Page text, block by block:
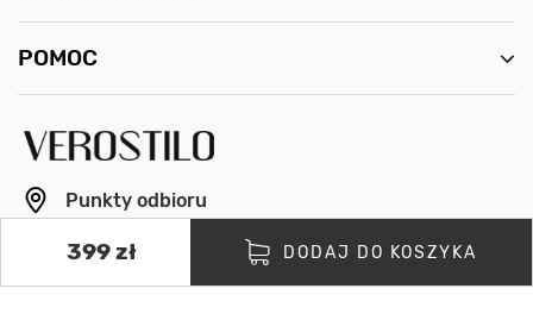
POMOC
Punkty odbioru
info@verostilo.com
+48 500 064 154
399 zł DODAJ DO KOSZYKA